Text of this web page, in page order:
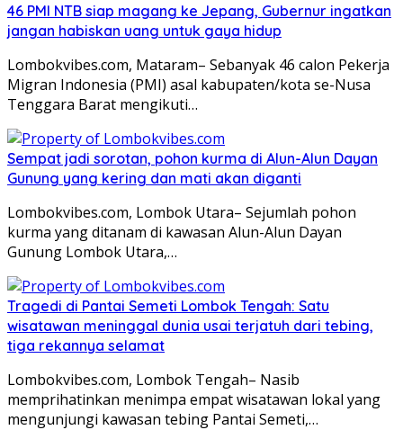
46 PMI NTB siap magang ke Jepang, Gubernur ingatkan
jangan habiskan uang untuk gaya hidup
Lombokvibes.com, Mataram– Sebanyak 46 calon Pekerja
Migran Indonesia (PMI) asal kabupaten/kota se-Nusa
Tenggara Barat mengikuti…
Sempat jadi sorotan, pohon kurma di Alun-Alun Dayan
Gunung yang kering dan mati akan diganti
Lombokvibes.com, Lombok Utara– Sejumlah pohon
kurma yang ditanam di kawasan Alun-Alun Dayan
Gunung Lombok Utara,…
Tragedi di Pantai Semeti Lombok Tengah: Satu
wisatawan meninggal dunia usai terjatuh dari tebing,
tiga rekannya selamat
Lombokvibes.com, Lombok Tengah– Nasib
memprihatinkan menimpa empat wisatawan lokal yang
mengunjungi kawasan tebing Pantai Semeti,…